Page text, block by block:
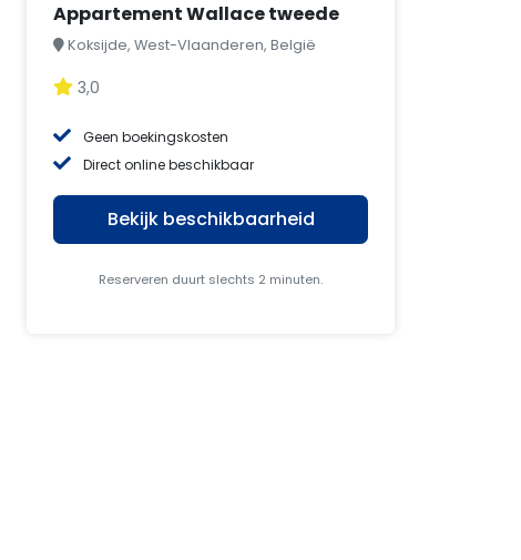
Appartement Wallace tweede
Koksijde, West-Vlaanderen, België
3,0
Geen boekingskosten
Direct online beschikbaar
Bekijk beschikbaarheid
Reserveren duurt slechts 2 minuten.